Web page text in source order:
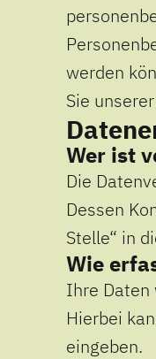
werden
Sie
Wer ist
Die
Dessen
Stelle“ in
Wie
Ihre Daten
Hierbei
eingeben.